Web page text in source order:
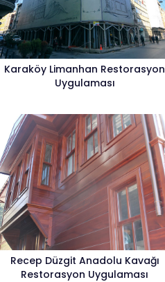
Karaköy Limanhan Restorasyon
Uygulaması
Recep Düzgit Anadolu Kavağı
Restorasyon Uygulaması